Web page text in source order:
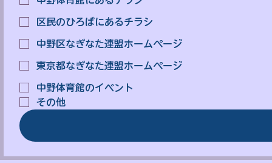
区民のひろばにあるチラシ
中野区なぎなた連盟ホームページ
東京都なぎなた連盟ホームページ
中野体育館のイベント
その他